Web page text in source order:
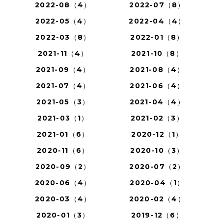
2022-08（4）
2022-07（8）
2022-05（4）
2022-04（4）
2022-03（8）
2022-01（8）
2021-11（4）
2021-10（8）
2021-09（4）
2021-08（4）
2021-07（4）
2021-06（4）
2021-05（3）
2021-04（4）
2021-03（1）
2021-02（3）
2021-01（6）
2020-12（1）
2020-11（6）
2020-10（3）
2020-09（2）
2020-07（2）
2020-06（4）
2020-04（1）
2020-03（4）
2020-02（4）
2020-01（3）
2019-12（6）